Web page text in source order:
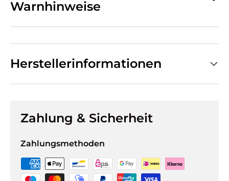
Warnhinweise
Herstellerinformationen
Zahlung & Sicherheit
Zahlungsmethoden